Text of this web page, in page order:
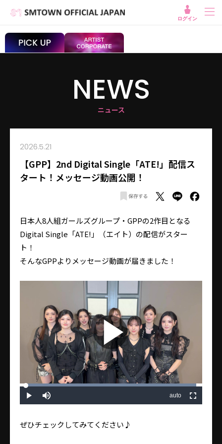
ログイン
NEWS
ニュース
2026.5.21
【GPP】2nd Digital Single「ATE!」配信ス
タート！メッセージ動画公開！
日本人8人組ガールズグループ・GPPの2作目となる
Digital Single「ATE!」（エイト）の配信がスター
ト！
そんなGPPよりメッセージ動画が届きました！
Play
Video
Play Mute
Loaded:
auto
Fullscreen
ぜひチェックしてみてください♪